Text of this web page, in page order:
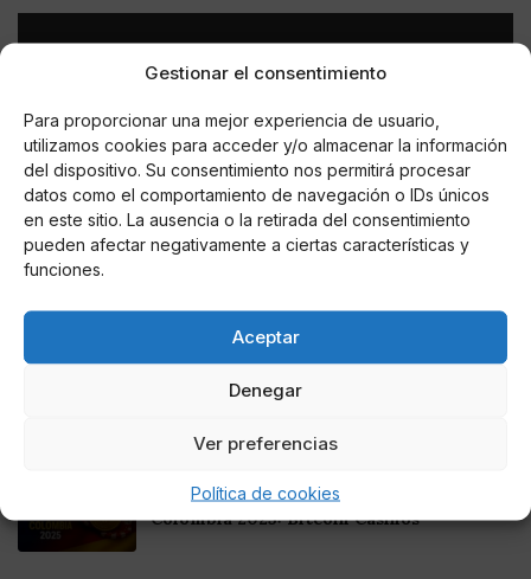
Gestionar el consentimiento
Para proporcionar una mejor experiencia de usuario,
utilizamos cookies para acceder y/o almacenar la información
del dispositivo. Su consentimiento nos permitirá procesar
datos como el comportamiento de navegación o IDs únicos
en este sitio. La ausencia o la retirada del consentimiento
pueden afectar negativamente a ciertas características y
funciones.
Aceptar
Denegar
Ver preferencias
Política de cookies
Iván Leal Ramos
Noticias relacionadas
Mejores Cripto Casinos Online en
Colombia 2025: Bitcoin Casinos